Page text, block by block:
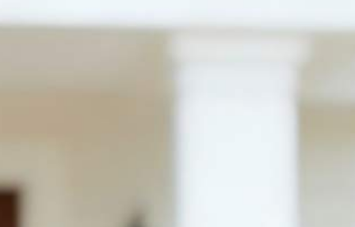
关于我们